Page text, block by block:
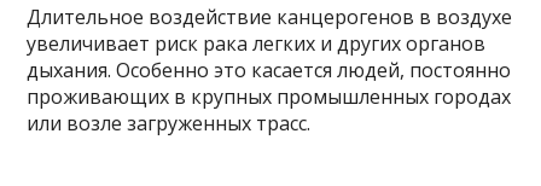
Длительное воздействие канцерогенов в воздухе
увеличивает риск рака легких и других органов
дыхания. Особенно это касается людей, постоянно
проживающих в крупных промышленных городах
или возле загруженных трасс.